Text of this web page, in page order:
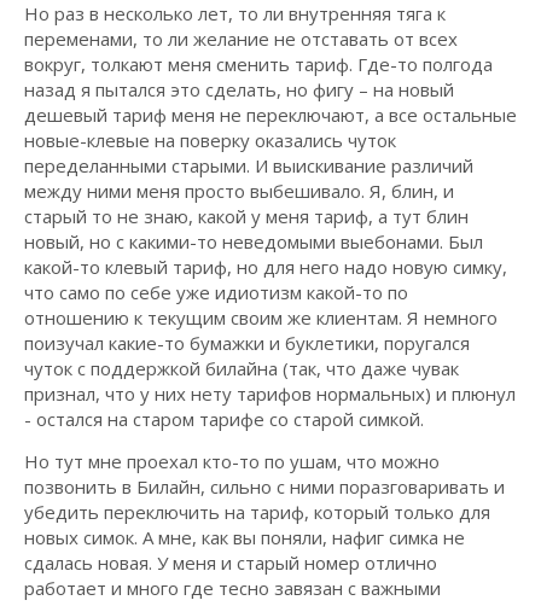
Но раз в несколько лет, то ли внутренняя тяга к
переменами, то ли желание не отставать от всех
вокруг, толкают меня сменить тариф. Где-то полгода
назад я пытался это сделать, но фигу – на новый
дешевый тариф меня не переключают, а все остальные
новые-клевые на поверку оказались чуток
переделанными старыми. И выискивание различий
между ними меня просто выбешивало. Я, блин, и
старый то не знаю, какой у меня тариф, а тут блин
новый, но с какими-то неведомыми выебонами. Был
какой-то клевый тариф, но для него надо новую симку,
что само по себе уже идиотизм какой-то по
отношению к текущим своим же клиентам. Я немного
поизучал какие-то бумажки и буклетики, поругался
чуток с поддержкой билайна (так, что даже чувак
признал, что у них нету тарифов нормальных) и плюнул
- остался на старом тарифе со старой симкой.
Но тут мне проехал кто-то по ушам, что можно
позвонить в Билайн, сильно с ними поразговаривать и
убедить переключить на тариф, который только для
новых симок. А мне, как вы поняли, нафиг симка не
сдалась новая. У меня и старый номер отлично
работает и много где тесно завязан с важными